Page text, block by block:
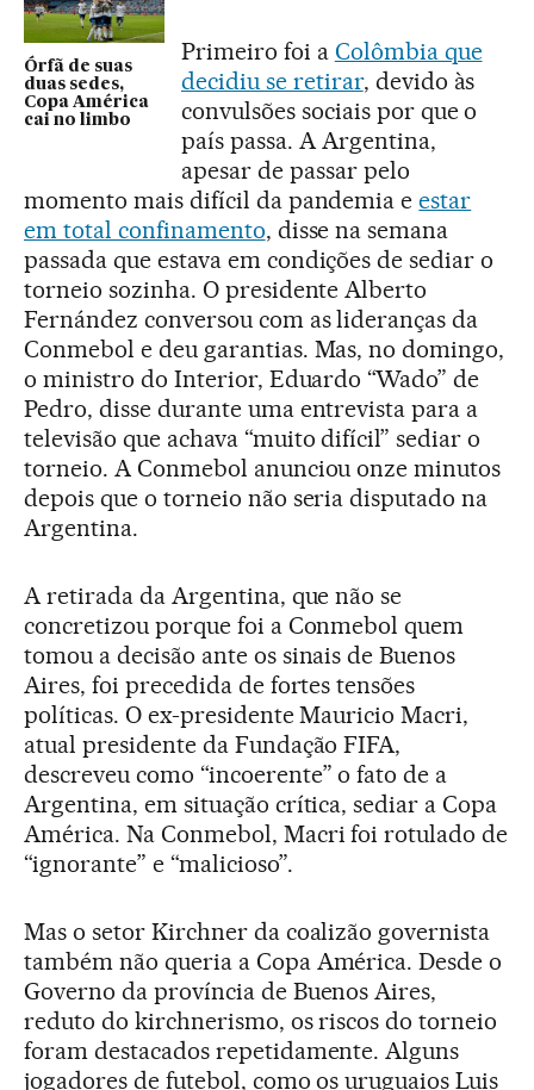
Órfã de suas
duas sedes,
Copa América
cai no limbo
Primeiro foi a Colômbia que
decidiu se retirar, devido às
convulsões sociais por que o
país passa. A Argentina,
apesar de passar pelo
momento mais difícil da pandemia eestar
em total confinamento, disse na semana
passada que estava em condições de sediar o
torneio sozinha. O presidente Alberto
Fernández conversou com as lideranças da
Conmebol e deu garantias. Mas, no domingo,
o ministro do Interior, Eduardo “Wado” de
Pedro, disse durante uma entrevista para a
televisão que achava “muito difícil” sediar o
torneio. A Conmebol anunciou onze minutos
depois que o torneio não seria disputado na
Argentina.
A retirada da Argentina, que não se
concretizou porque foi a Conmebol quem
tomou a decisão ante os sinais de Buenos
Aires, foi precedida de fortes tensões
políticas. O ex-presidente Mauricio Macri,
atual presidente da Fundação FIFA,
descreveu como “incoerente” o fato de a
Argentina, em situação crítica, sediar a Copa
América. Na Conmebol, Macri foi rotulado de
“ignorante” e “malicioso”.
Mas o setor Kirchner da coalizão governista
também não queria a Copa América. Desde o
Governo da província de Buenos Aires,
reduto do kirchnerismo, os riscos do torneio
foram destacados repetidamente. Alguns
jogadores de futebol, como os uruguaios Luis